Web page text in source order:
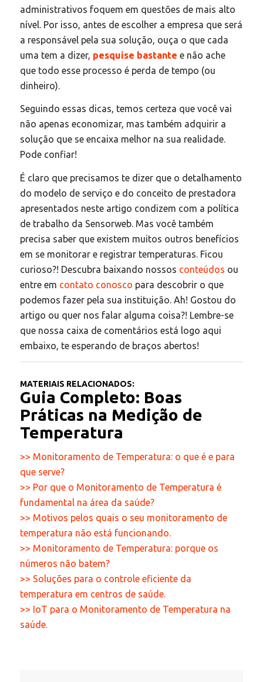
administrativos foquem em questões de mais alto
nível. Por isso, antes de escolher a empresa que será
a responsável pela sua solução, ouça o que cada
uma tem a dizer, pesquise bastante e não ache
que todo esse processo é perda de tempo (ou
dinheiro).
Seguindo essas dicas, temos certeza que você vai
não apenas economizar, mas também adquirir a
solução que se encaixa melhor na sua realidade.
Pode confiar!
É claro que precisamos te dizer que o detalhamento
do modelo de serviço e do conceito de prestadora
apresentados neste artigo condizem com a política
de trabalho da Sensorweb. Mas você também
precisa saber que existem muitos outros benefícios
em se monitorar e registrar temperaturas. Ficou
curioso?! Descubra baixando nossos conteúdos ou
entre em contato conosco para descobrir o que
podemos fazer pela sua instituição. Ah! Gostou do
artigo ou quer nos falar alguma coisa?! Lembre-se
que nossa caixa de comentários está logo aqui
embaixo, te esperando de braços abertos!
MATERIAIS RELACIONADOS:
Guia Completo: Boas
Práticas na Medição de
Temperatura
>> Monitoramento de Temperatura: o que é e para
que serve?
>> Por que o Monitoramento de Temperatura é
fundamental na área da saúde?
>> Motivos pelos quais o seu monitoramento de
temperatura não está funcionando.
>> Monitoramento de Temperatura: porque os
números não batem?
>> Soluções para o controle eficiente da
temperatura em centros de saúde.
>> IoT para o Monitoramento de Temperatura na
saúde.